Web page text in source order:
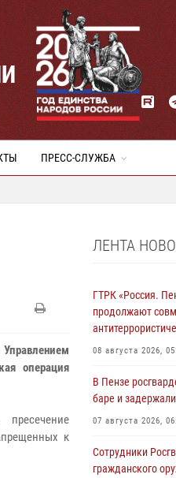
ПРЕСС-СЛУЖБА
операция
к
ЛЕНТА
ГТРК «Россия.
продолжают
08 августа 2026,
В Пензе
баре и
07 августа 2026,
Сотрудники
гражданского